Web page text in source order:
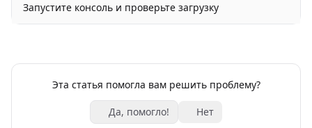
Запустите консоль и проверьте загрузку
Эта статья помогла вам решить проблему?
Да, помогло! Нет